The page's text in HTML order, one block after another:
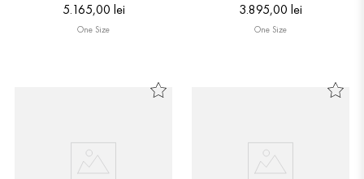
5.165,00 lei
One Size
3.895,00 lei
One Size